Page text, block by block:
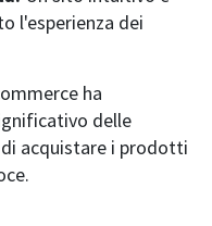
l'esperienza dei
ha
delle
acquistare i prodotti